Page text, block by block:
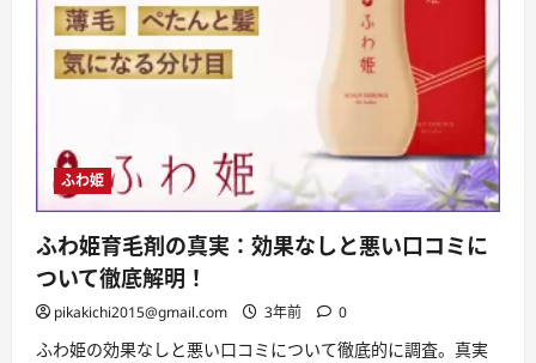
し？
悪
い
口
コ
に
つ
い
て
に
つ
い
て
ら
読
ふわ姫
ふわ姫育毛剤の真実：効果なしと悪い口コミに
ついて徹底解明！
pikakichi2015@gmail.com 3年前 0
ふわ姫の効果なしと悪い口コミについて徹底的に調査。真実